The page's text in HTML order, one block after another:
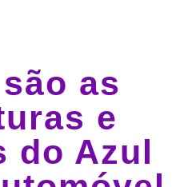
as
e
do Azul